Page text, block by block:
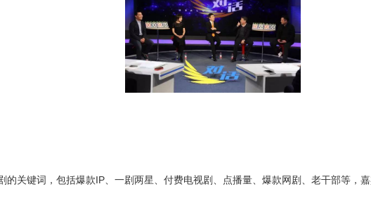
词，包括爆款IP、一剧两星、付费电视剧、点播量、爆款网剧、老干部等，嘉